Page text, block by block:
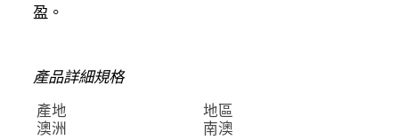
盈。
產品詳細規格
產地
澳洲
地區
南澳